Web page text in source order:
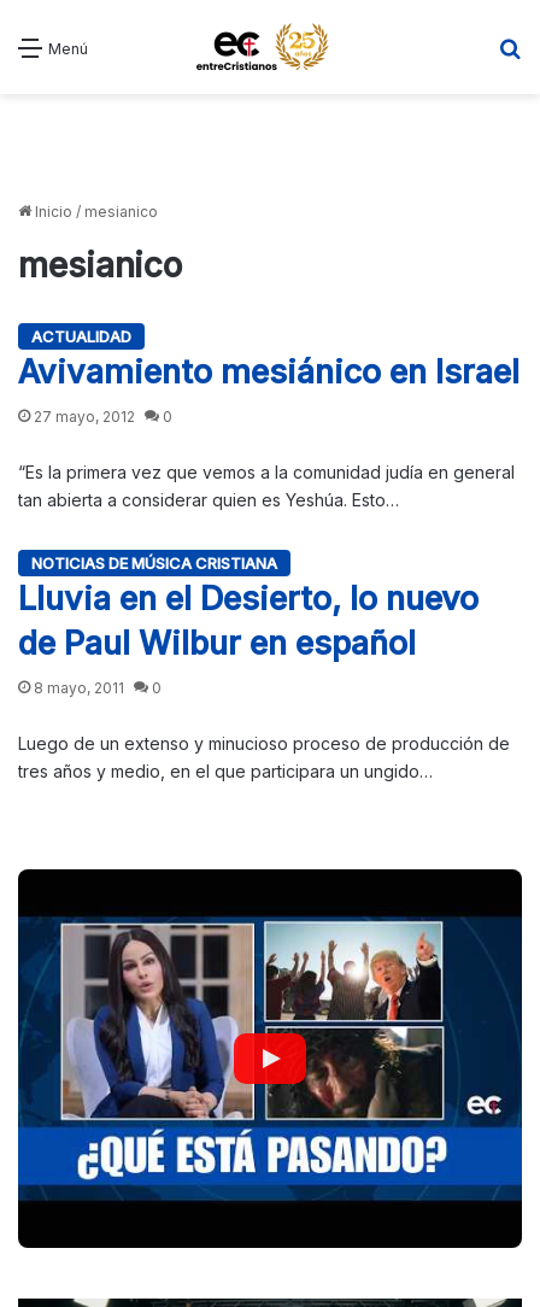
Menú
Inicio / mesianico
mesianico
ACTUALIDAD
Avivamiento mesiánico en Israel
27 mayo, 2012 0
“Es la primera vez que vemos a la comunidad judía en general
tan abierta a considerar quien es Yeshúa. Esto…
NOTICIAS DE MÚSICA CRISTIANA
Lluvia en el Desierto, lo nuevo
de Paul Wilbur en español
8 mayo, 2011 0
Luego de un extenso y minucioso proceso de producción de
tres años y medio, en el que participara un ungido…